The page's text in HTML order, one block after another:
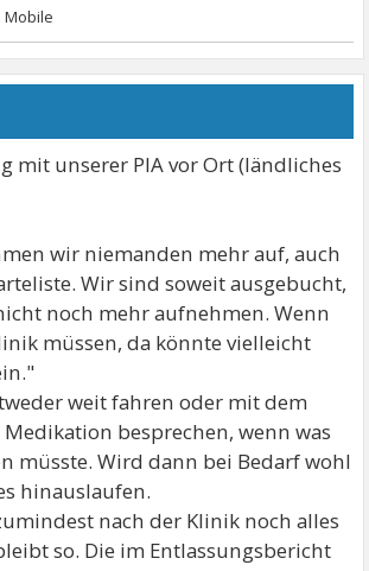
mit unserer PIA vor Ort (ländliches
wir niemanden mehr auf, auch
Wir sind soweit ausgebucht,
noch mehr aufnehmen. Wenn
müssen, da könnte vielleicht
weit fahren oder mit dem
besprechen, wenn was
müsste. Wird dann bei Bedarf wohl
hinauslaufen.
nach der Klinik noch alles
so. Die im Entlassungsbericht